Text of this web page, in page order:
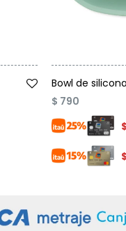
Bowl de
$ 790